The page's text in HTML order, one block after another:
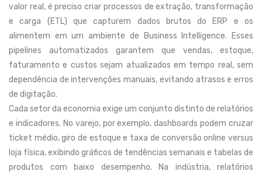
valor real, é preciso criar processos de extração, transformação
e carga (ETL) que capturem dados brutos do ERP e os
alimentem em um ambiente de Business Intelligence. Esses
pipelines automatizados garantem que vendas, estoque,
faturamento e custos sejam atualizados em tempo real, sem
dependência de intervenções manuais, evitando atrasos e erros
de digitação.
Cada setor da economia exige um conjunto distinto de relatórios
e indicadores. No varejo, por exemplo, dashboards podem cruzar
ticket médio, giro de estoque e taxa de conversão online versus
loja física, exibindo gráficos de tendências semanais e tabelas de
produtos com baixo desempenho. Na indústria, relatórios